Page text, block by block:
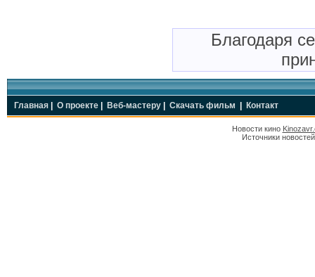
Благодаря
Главная О проекте Веб-мастеру Скачать фильм Контакт
Новости кино
Источники